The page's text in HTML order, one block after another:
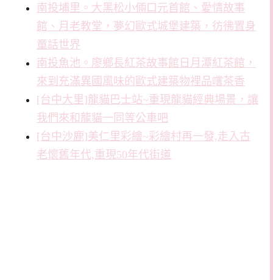
南投埔里。大黑松小倆口元首館、愛情故事
館、月老教堂，夢幻歐式城堡建築，彷彿置身
童話世界
南投魚池。廖鄉長紅茶故事館日月潭紅茶館，
來到充滿異國風味的歐式建築物裡品嚐茶香
[台中大里]龍貓巴士站~重現龍貓經典場景，讓
我們來和龍貓一同等公車吧
[台中沙鹿]美仁里彩繪~彩繪村再一發,走入古
老懷舊年代,重現50年代街道